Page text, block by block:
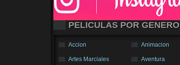
PELICULAS POR GENERO
Accion Animacion
Artes Marciales Aventura